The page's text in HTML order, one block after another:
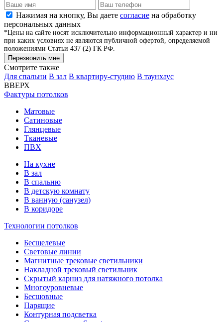
Нажимая на кнопку, Вы даете согласие на обработку
персональных данных
*Цены на сайте носят исключительно информационный характер и ни
при каких условиях не являются публичной офертой, определяемой
положениями Статьи 437 (2) ГК РФ.
Перезвонить мне
Смотрите также
Для спальни В зал В квартиру-студию В таунхаус
ВВЕРХ
Фактуры потолков
Матовые
Сатиновые
Глянцевые
Тканевые
ПВХ
На кухне
В зал
В спальню
В детскую комнату
В ванную (санузел)
В коридоре
Технологии потолков
Бесщелевые
Световые линии
Магнитные трековые светильники
Накладной трековый светильник
Скрытый карниз для натяжного потолка
Многоуровневые
Бесшовные
Парящие
Контурная подсветка